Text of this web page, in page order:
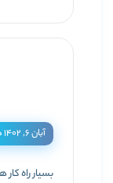
آبان ۶, ۱۴۰۲ در ۲۱:۱۲
بسیار راه کار